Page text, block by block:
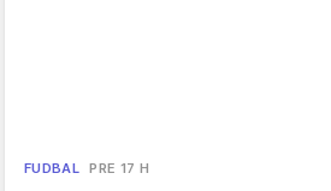
FUDBAL PRE 17 H